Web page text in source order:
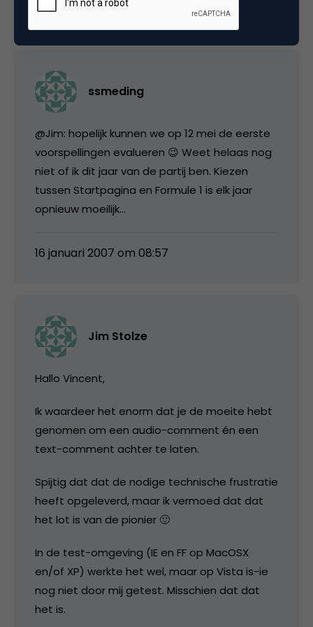
15 januari 2007 om 16:13
ssmeding
@Jim: hopelijk kunnen we op 12 mei de eerste
voorspellingen evalueren 😉 Weet helaas nog
niet of ik dit jaar van de partij ben. Kiezen
tussen Startpagina en Formule 1 is elk jaar
opnieuw moeilijk…
16 januari 2007 om 08:57
Jim Stolze
Hallo Vincent,
Ik waardeer het enorm dat je de moeite hebt
genomen om een audio-comment én een
text-comment achter te laten.
Spijtig dat dat de nodige technische frustratie
heeft opgeleverd, maar ik vermoed dat dat
het lot is van de pionier 🙂
In de test-omgeving (IE en FF op MacOSX
en/of XP) werkte het wel, maar op Vista is-ie
nog niet door mij getest. Misschien dat dat
het is.